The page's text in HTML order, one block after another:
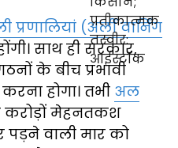
(अर्ली वार्निंग
साथ ही सरकार,
के बीच प्रभावी
होगा। तभी अल
मेहनतकश
पड़ने वाली मार को